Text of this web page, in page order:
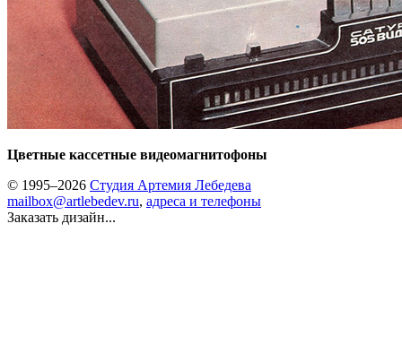
Цветные кассетные видеомагнитофоны
© 1995–2026 Студия Артемия Лебедева
mailbox@artlebedev.ru, адреса и телефоны
Заказать дизайн...